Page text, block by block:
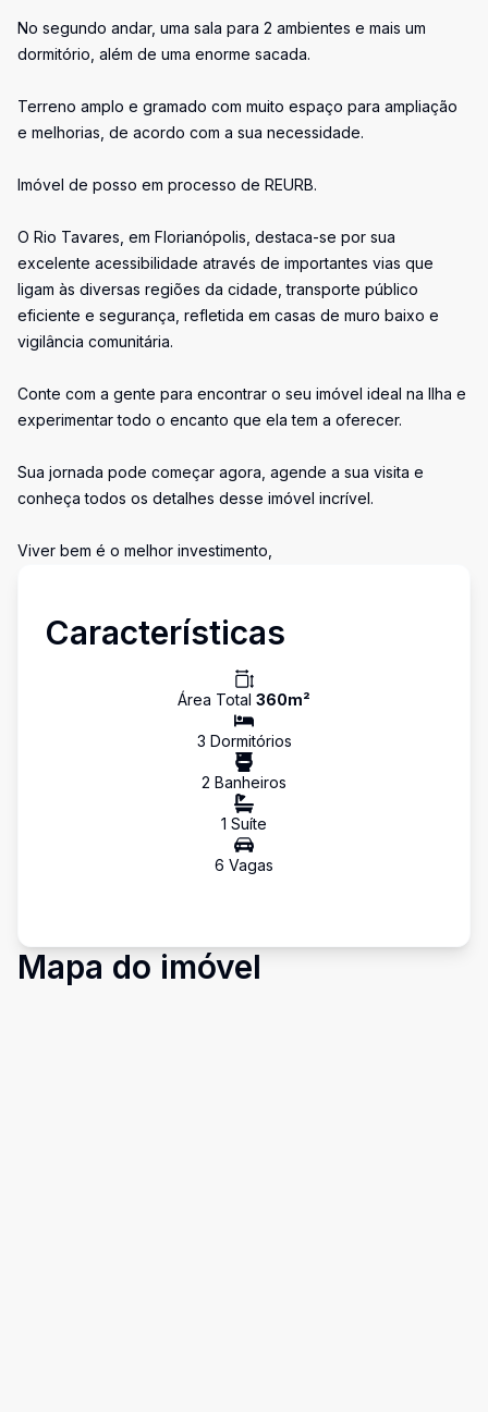
No segundo andar, uma sala para 2 ambientes e mais um
dormitório, além de uma enorme sacada.
Terreno amplo e gramado com muito espaço para ampliação
e melhorias, de acordo com a sua necessidade.
Imóvel de posso em processo de REURB.
O Rio Tavares, em Florianópolis, destaca-se por sua
excelente acessibilidade através de importantes vias que
ligam às diversas regiões da cidade, transporte público
eficiente e segurança, refletida em casas de muro baixo e
vigilância comunitária.
Conte com a gente para encontrar o seu imóvel ideal na Ilha e
experimentar todo o encanto que ela tem a oferecer.
Sua jornada pode começar agora, agende a sua visita e
conheça todos os detalhes desse imóvel incrível.
Viver bem é o melhor investimento,
Características
Área Total 360m²
3 Dormitórios
2 Banheiros
1 Suíte
6 Vagas
Mapa do imóvel